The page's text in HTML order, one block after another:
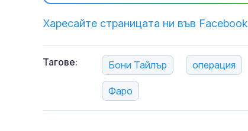
Харесайте страницата ни във Facebook
Тагове: Бони Тайлър операция
Фаро